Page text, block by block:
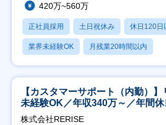
420万~560万
正社員採用 土日祝休み 休日120日
業界未経験OK 月残業20時間以内
【カスタマーサポート（内勤）
未経験OK／年収340万～／年間休
株式会社RERISE